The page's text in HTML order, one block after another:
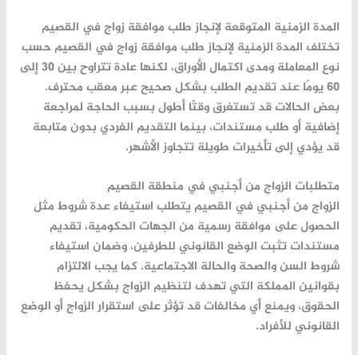
المدة الزمنية المتوقعة لإنجاز طلب موافقة زواج في القصيم
تختلف المدة الزمنية لإنجاز طلب موافقة زواج في القصيم حسب
نوع المعاملة ومدى اكتمال الأوراق، لكنها عادة تتراوح بين 30 إلى
60 يومًا عند تقديم الطلب بشكل صحيح عبر معقب محترف.
بعض الحالات قد تستغرق وقتًا أطول بسبب الحاجة لمراجعة
إضافية أو طلب مستندات، بينما التقديم الفردي بدون متابعة
قد يؤدي إلى تأخيرات طويلة تتجاوز الأشهر.
متطلبات الزواج من أجنبي في منطقة القصيم
الزواج من أجنبي في القصيم يتطلب استيفاء عدة شروط مثل
الحصول على موافقة رسمية من الجهات الحكومية، تقديم
مستندات تثبت الوضع القانوني للطرفين، وضمان استيفاء
شروط السن والصحة والحالة الاجتماعية. كما يجب الالتزام
بقوانين المملكة التي تهدف لتنظيم الزواج بشكل يحفظ
الحقوق، ويمنع أي مخالفات قد تؤثر على استقرار الزواج أو الوضع
القانوني للأفراد.